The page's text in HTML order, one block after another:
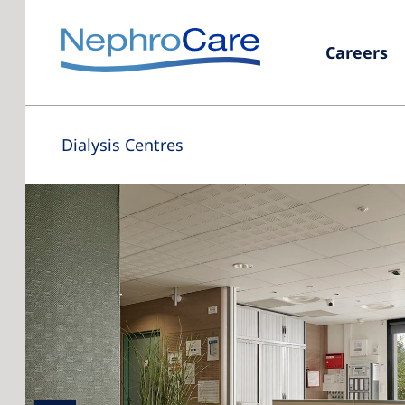
Careers
Dialysis Centres